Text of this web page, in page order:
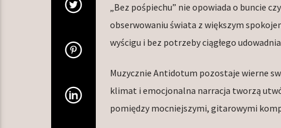
„Bez pośpiechu” nie opowiada o buncie
obserwowaniu świata z większym
wyścigu i bez potrzeby ciągłego
Muzycznie Antidotum pozostaje wierne
klimat i emocjonalna narracja tworzą
pomiędzy mocniejszymi, gitarowymi